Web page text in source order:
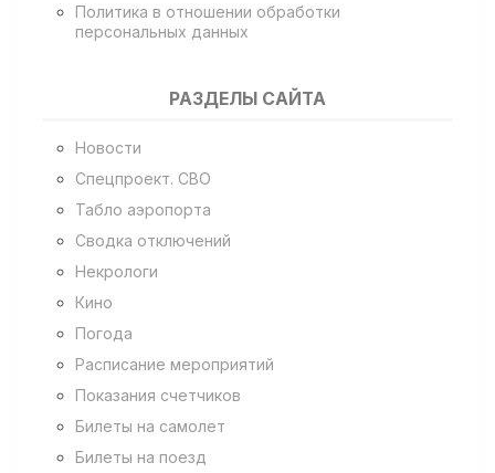
Политика в отношении обработки
персональных данных
РАЗДЕЛЫ САЙТА
Новости
Спецпроект. СВО
Табло аэропорта
Сводка отключений
Некрологи
Кино
Погода
Расписание мероприятий
Показания счетчиков
Билеты на самолет
Билеты на поезд